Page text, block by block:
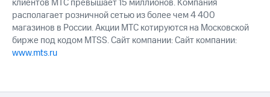
клиентов МТС превышает 15 миллионов. Компания
располагает розничной сетью из более чем 4 400
магазинов в России. Акции МТС котируются на Московской
бирже под кодом MTSS. Сайт компании: Сайт компании:
www.mts.ru